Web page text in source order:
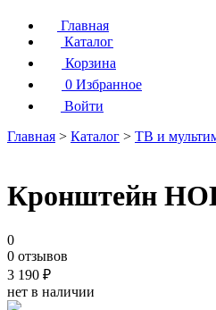
Главная
Каталог
Корзина
0 Избранное
Войти
Главная > Каталог > ТВ и
Кронштейн
0
0 отзывов
3 190 ₽
нет в наличии